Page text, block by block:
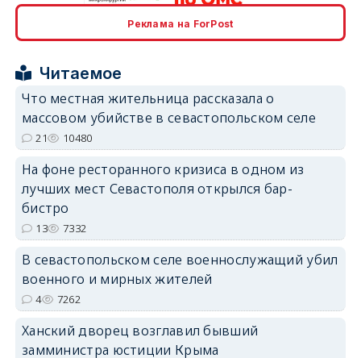
erid: 2SDnjdvhGXG
Реклама на ForPost
Читаемое
Что местная жительница рассказала о
массовом убийстве в севастопольском селе
21 10480
На фоне ресторанного кризиса в одном из
лучших мест Севастополя открылся бар-
бистро
13 7332
В севастопольском селе военнослужащий убил
военного и мирных жителей
4 7262
Ханский дворец возглавил бывший
замминистра юстиции Крыма